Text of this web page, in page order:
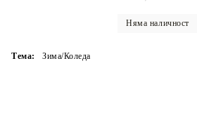
Няма наличност
Тема: Зима/Коледа